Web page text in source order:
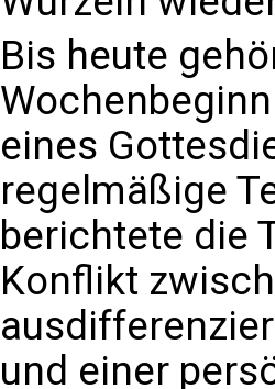
Bis heute
eines
regelmäßige
berichtete die
Konflikt
und einer